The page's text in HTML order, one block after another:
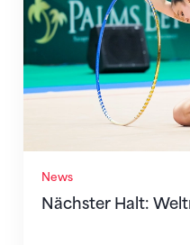
News
Nächster Halt: